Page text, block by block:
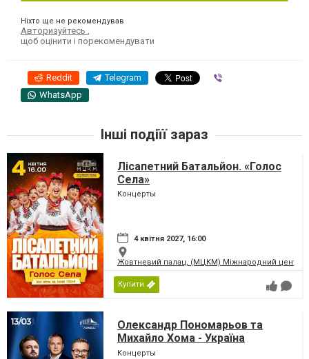
Ніхто ще не рекомендував
Авторизуйтесь ,
щоб оцінити і порекомендувати
Reddit Telegram
WhatsApp
Інші подіїї зараз
Лісапетний Батальйон. «Голос
Села»
Концерты
4 квітня 2027, 16:00
Жовтневий палац, (МЦКМ) Міжнародний центр
Купити
Олександр Пономарьов та
Михайло Хома - Україна
Переможе!
Концерты